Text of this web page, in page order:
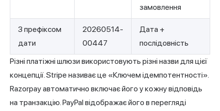
замовлення
З префіксом
дати
20260514-
00447
Дата +
послідовність
Різні платіжні шлюзи використовують різні назви для цієї
концепції. Stripe називає це «Ключем ідемпотентності».
Razorpay автоматично включає його у кожну відповідь
на транзакцію. PayPal відображає його в перегляді